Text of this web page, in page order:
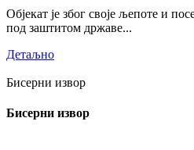
Објекат је због своје љепоте и
под заштитом државе...
Детаљно
Бисерни извор
Бисерни извор